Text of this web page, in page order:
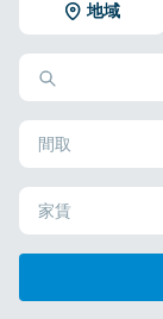
地域
間取
家賃